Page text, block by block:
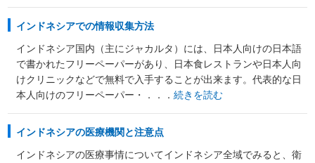
インドネシアでの情報収集方法
インドネシア国内（主にジャカルタ）には、日本人向けの日本語
で書かれたフリーペーパーがあり、日本食レストランや日本人向
けクリニックなどで無料で入手することが出来ます。代表的な日
本人向けのフリーペーパー・．．．続きを読む
インドネシアの医療機関と注意点
インドネシアの医療事情についてインドネシア全域でみると、衛